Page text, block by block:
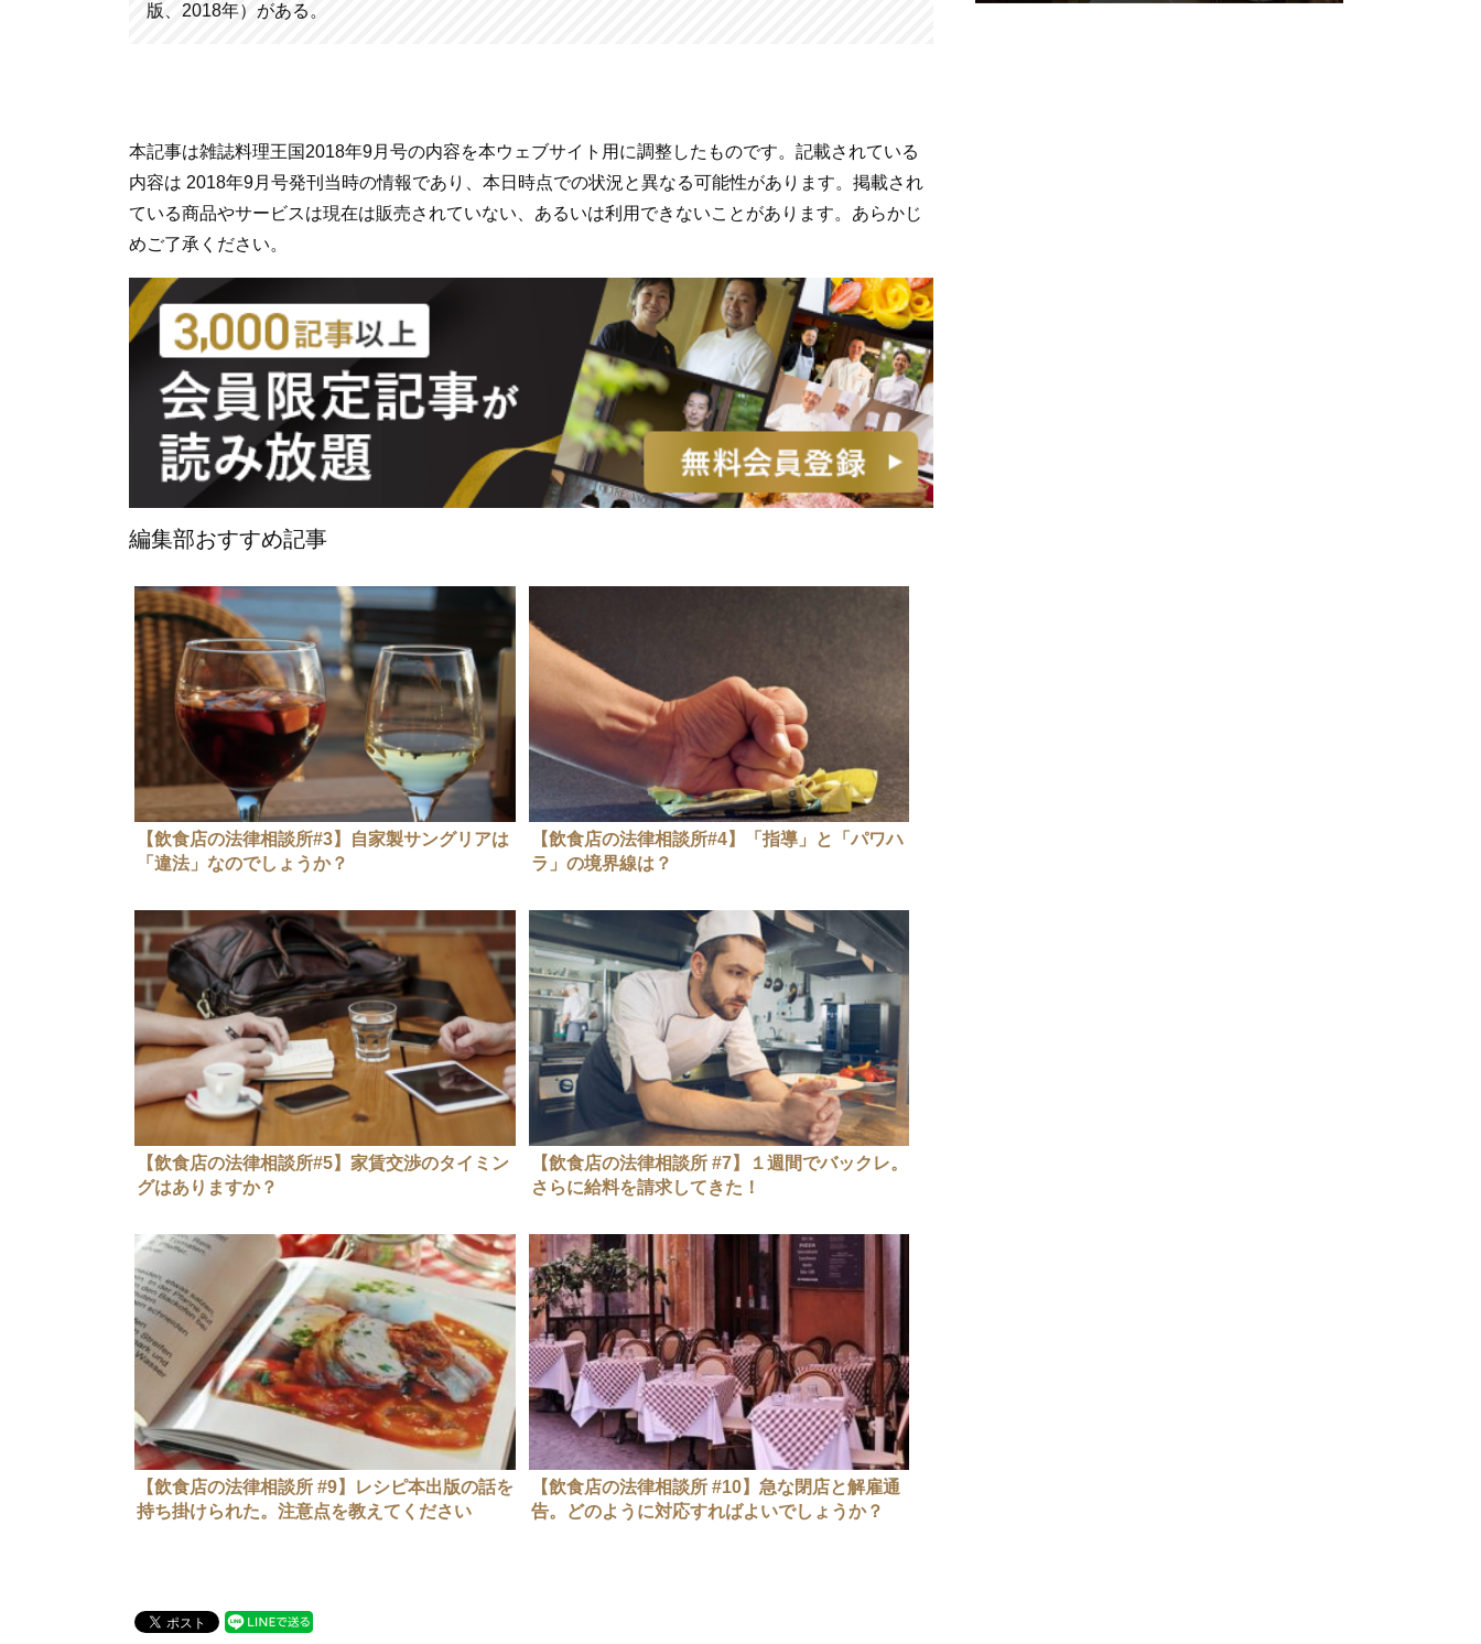
版、2018年）がある。
本記事は雑誌料理王国2018年9月号の内容を本ウェブサイト用に調整したものです。記載されている
内容は 2018年9月号発刊当時の情報であり、本日時点での状況と異なる可能性があります。掲載され
ている商品やサービスは現在は販売されていない、あるいは利用できないことがあります。あらかじ
めご了承ください。
編集部おすすめ記事
【飲食店の法律相談所#3】自家製サングリアは
「違法」なのでしょうか？
【飲食店の法律相談所#4】「指導」と「パワハ
ラ」の境界線は？
【飲食店の法律相談所#5】家賃交渉のタイミン
グはありますか？
【飲食店の法律相談所 #7】１週間でバックレ。
さらに給料を請求してきた！
【飲食店の法律相談所 #9】レシピ本出版の話を
持ち掛けられた。注意点を教えてください
【飲食店の法律相談所 #10】急な閉店と解雇通
告。どのように対応すればよいでしょうか？